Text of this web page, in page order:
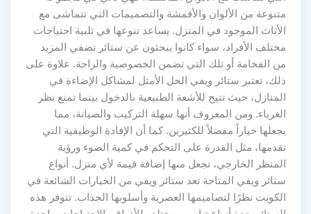
متنوعة من الألوان والأقمشة والتصميمات التي تتماشى مع
الأثاث الموجود في المنزل. يساعد تنوعها في تلبية احتياجات
مختلف الأفراد، سواء كانوا يبحثون عن ستائر تضفي المزيد
من الفخامة أو تلك التي تضمن الخصوصية والراحة. علاوة على
ذلك، تعتبر ستائر ويفي الحل الأمثل لمشاكل الإضاءة في
المنازل، حيث تتيح للأشعة الطبيعية بالدخول بينما تمنع نظر
الغرباء. ومن المعروف أنها سهلة التركيب والصيانة، مما
يجعلها خياراً مفضلاً للكثيرين. كما أن الإفادة الوظيفية التي
تقدمها، مثل القدرة على التحكم في كمية الضوء ورؤية
المنظر الخارجي، تجعل منها إضافة قيمة لأي منزل. أنواع
ستائر ويفي المتاحة تعد ستائر ويفي من الخيارات الشائعة في
الكويت نظرًا لتصاميمها العصرية وأسلوبها الجذاب. تتوفر هذه